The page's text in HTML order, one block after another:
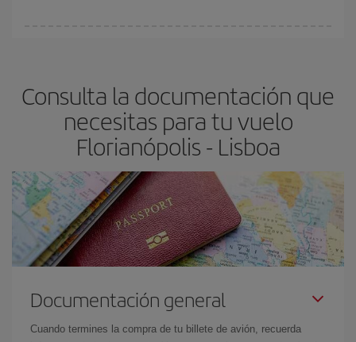
Consulta la documentación que
necesitas para tu vuelo
Florianópolis - Lisboa
Documentación general
Cuando termines la compra de tu billete de avión, recuerda